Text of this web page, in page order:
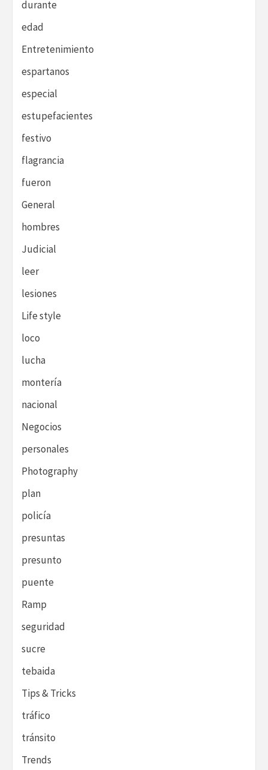
durante
edad
Entretenimiento
espartanos
especial
estupefacientes
festivo
flagrancia
fueron
General
hombres
Judicial
leer
lesiones
Life style
loco
lucha
montería
nacional
Negocios
personales
Photography
plan
policía
presuntas
presunto
puente
Ramp
seguridad
sucre
tebaida
Tips & Tricks
tráfico
tránsito
Trends